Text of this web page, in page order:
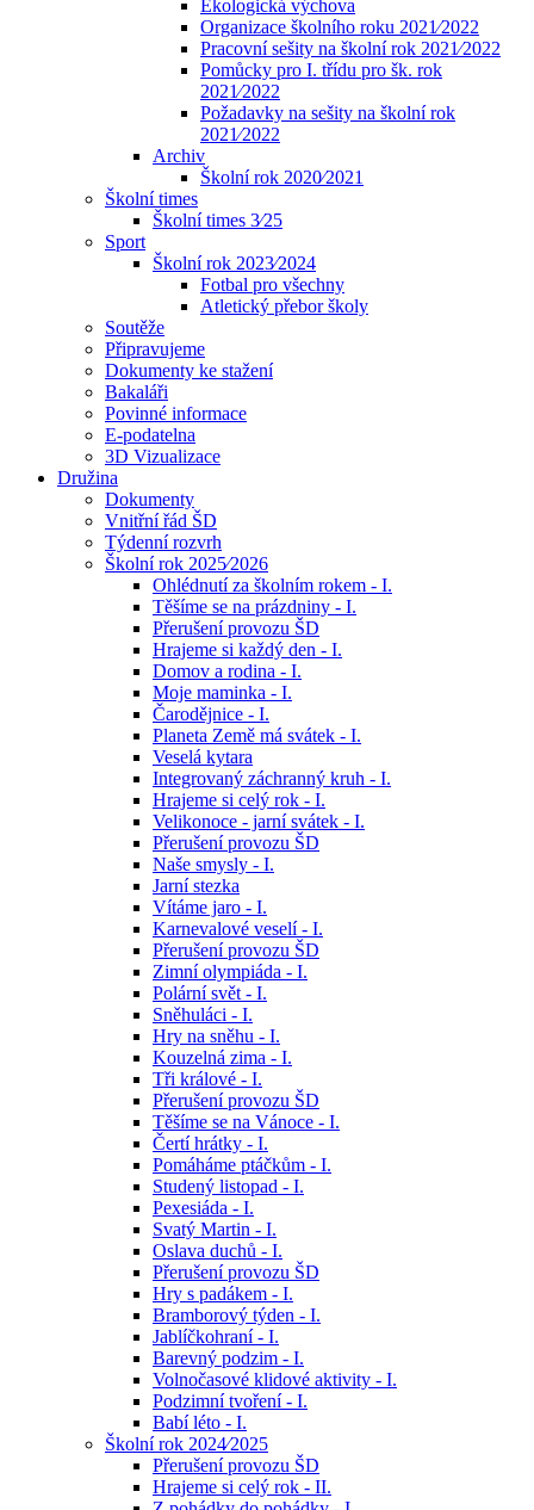
Ekologická výchova
Organizace školního roku 2021⁄2022
Pracovní sešity na školní rok 2021⁄2022
Pomůcky pro I. třídu pro šk. rok
2021⁄2022
Požadavky na sešity na školní rok
2021⁄2022
Archiv
Školní rok 2020⁄2021
Školní times
Školní times 3⁄25
Sport
Školní rok 2023⁄2024
Fotbal pro všechny
Atletický přebor školy
Soutěže
Připravujeme
Dokumenty ke stažení
Bakaláři
Povinné informace
E-podatelna
3D Vizualizace
Družina
Dokumenty
Vnitřní řád ŠD
Týdenní rozvrh
Školní rok 2025⁄2026
Ohlédnutí za školním rokem - I.
Těšíme se na prázdniny - I.
Přerušení provozu ŠD
Hrajeme si každý den - I.
Domov a rodina - I.
Moje maminka - I.
Čarodějnice - I.
Planeta Země má svátek - I.
Veselá kytara
Integrovaný záchranný kruh - I.
Hrajeme si celý rok - I.
Velikonoce - jarní svátek - I.
Přerušení provozu ŠD
Naše smysly - I.
Jarní stezka
Vítáme jaro - I.
Karnevalové veselí - I.
Přerušení provozu ŠD
Zimní olympiáda - I.
Polární svět - I.
Sněhuláci - I.
Hry na sněhu - I.
Kouzelná zima - I.
Tři králové - I.
Přerušení provozu ŠD
Těšíme se na Vánoce - I.
Čertí hrátky - I.
Pomáháme ptáčkům - I.
Studený listopad - I.
Pexesiáda - I.
Svatý Martin - I.
Oslava duchů - I.
Přerušení provozu ŠD
Hry s padákem - I.
Bramborový týden - I.
Jablíčkohraní - I.
Barevný podzim - I.
Volnočasové klidové aktivity - I.
Podzimní tvoření - I.
Babí léto - I.
Školní rok 2024⁄2025
Přerušení provozu ŠD
Hrajeme si celý rok - II.